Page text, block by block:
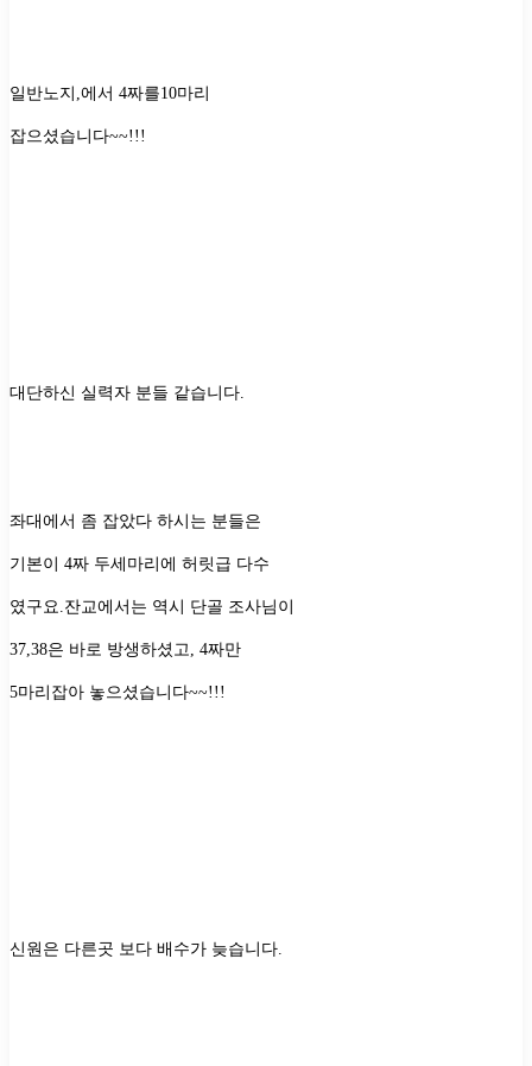
일반노지 에서 4짜를10마리
잡으셨습니다~~!!!
대단하신 실력자 분들 같습니다
좌대에서 좀 잡았다 하시는 분들은
기본이 4짜 두세마리에 허릿급 다수
였구요 잔교에서는 역시 단골 조사님이
37,38은 바로 방생하셨고 4짜만
5마리잡아 놓으셨습니다~~!!!
신원은 다른곳 보다 배수가 늦습니다